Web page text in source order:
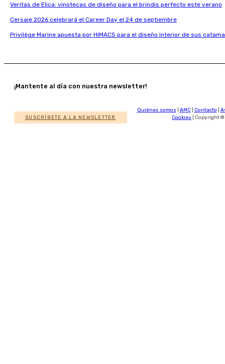
Veritas de Elica: vinotecas de diseño para el brindis perfecto este verano
Cersaie 2026 celebrará el Career Day el 24 de septiembre
Privilège Marine apuesta por HIMACS para el diseño interior de sus
¡Mantente al día con nuestra newsletter!
SUSCRÍBETE A LA NEWSLETTER
Quiénes somos AMC| Contacto
Cookies | Copyright